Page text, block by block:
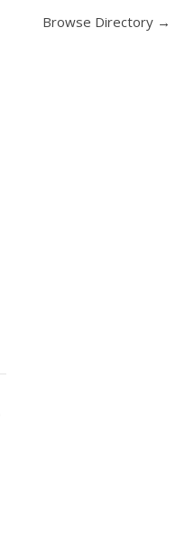
Browse Directory →